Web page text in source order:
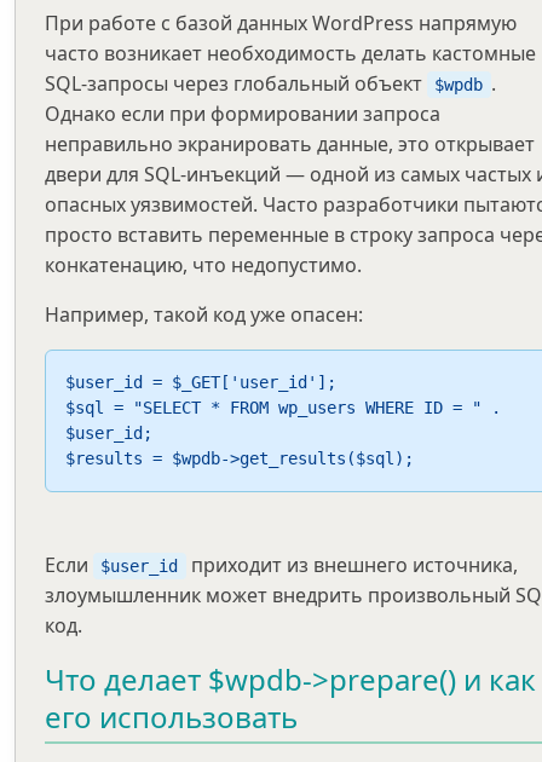
При работе с базой данных WordPress напрямую
часто возникает необходимость делать кастомные
SQL-запросы через глобальный объект
$wpdb .
Однако если при формировании запроса
неправильно экранировать данные, это открывает
двери для SQL-инъекций — одной из самых частых
опасных уязвимостей. Часто разработчики
просто вставить переменные в строку запроса
конкатенацию, что недопустимо.
Например, такой код уже опасен:
$user_id = $_GET['user_id'];
$sql = "SELECT * FROM wp_users WHERE ID = " .
$user_id;
$results = $wpdb->get_results($sql);
Если $user_id
приходит из внешнего источника,
злоумышленник может внедрить произвольный
код.
Что делает $wpdb->prepare() и как
его использовать